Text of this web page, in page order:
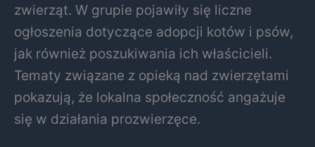
zwierząt. W grupie pojawiły się liczne
ogłoszenia dotyczące adopcji kotów i psów,
jak również poszukiwania ich właścicieli.
Tematy związane z opieką nad zwierzętami
pokazują, że lokalna społeczność angażuje
się w działania prozwierzęce.